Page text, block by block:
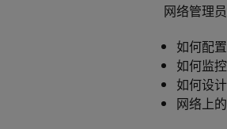
网络管理
如何配
如何监
如何设
网络上